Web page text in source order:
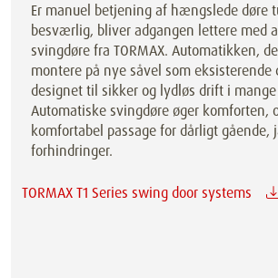
Er manuel betjening af hængslede døre
besværlig, bliver adgangen lettere med
svingdøre fra TORMAX. Automatikken,
montere på nye såvel som eksisterende
designet til sikker og lydløs drift i mange
Automatiske svingdøre øger komforten,
komfortabel passage for dårligt gående,
forhindringer.
TORMAX T1 Series swing door systems